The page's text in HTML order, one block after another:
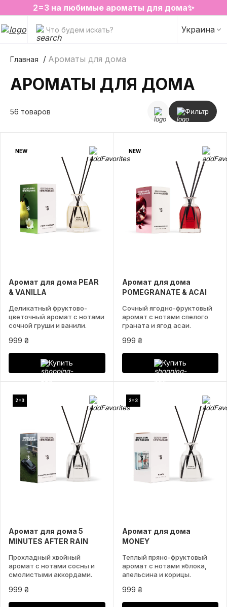
2=3 на любимые ароматы для дома✨
SALE на избранные товары
Что будем искать? Украина
Главная Ароматы для дома
АРОМАТЫ ДЛЯ ДОМА
56 товаров Фильтр
NEW
Аромат для дома PEAR
& VANILLA
Деликатный фруктово-
цветочный аромат с нотами
сочной груши и ванили.
999 ₴
Купить
NEW
Аромат для дома
POMEGRANATE & ACAI
Сочный ягодно-фруктовый
аромат с нотами спелого
граната и ягод асаи.
999 ₴
Купить
2=3
Аромат для дома 5
MINUTES AFTER RAIN
Прохладный хвойный
аромат с нотами сосны и
смолистыми аккордами.
999 ₴
2=3
Аромат для дома
MONEY
Теплый пряно-фруктовый
аромат с нотами яблока,
апельсина и корицы.
999 ₴